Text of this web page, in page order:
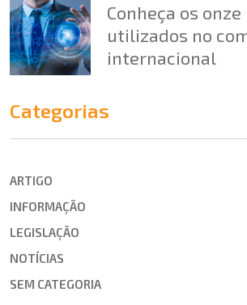
Conheça os
utilizados no
internacional
Categorias
ARTIGO
INFORMAÇÃO
LEGISLAÇÃO
NOTÍCIAS
SEM CATEGORIA